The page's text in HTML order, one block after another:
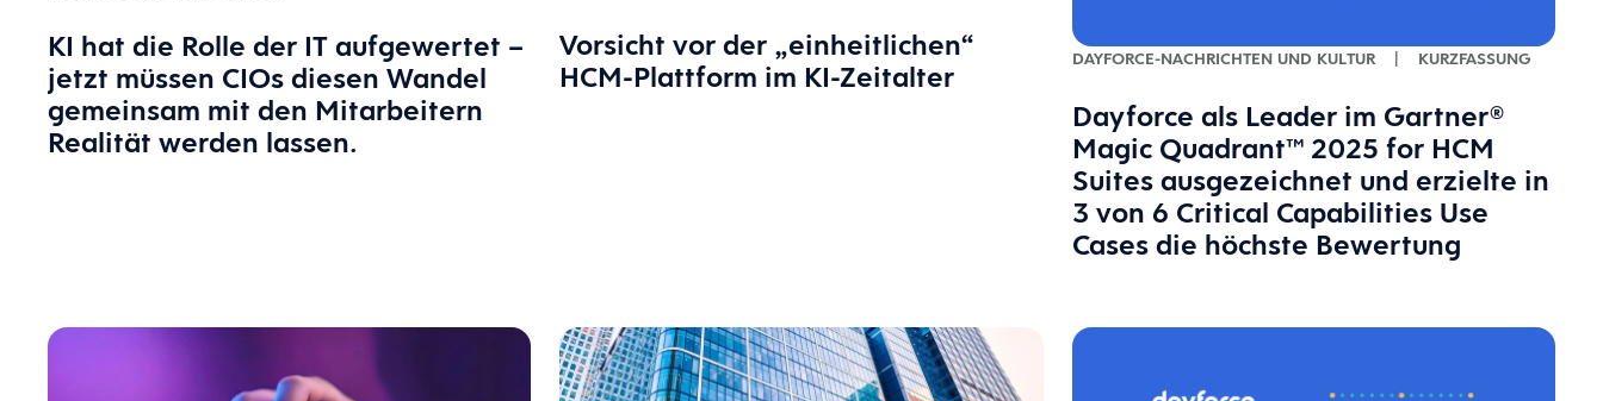
KI hat die Rolle der IT aufgewertet –
jetzt müssen CIOs diesen Wandel
gemeinsam mit den Mitarbeitern
Realität werden lassen.
Vorsicht vor der „einheitlichen“
HCM-Plattform im KI-Zeitalter
DAYFORCE-NACHRICHTEN UND KULTUR | KURZFASSUNG
Dayforce als Leader im Gartner®
Magic Quadrant™ 2025 for HCM
Suites ausgezeichnet und erzielte in
3 von 6 Critical Capabilities Use
Cases die höchste Bewertung